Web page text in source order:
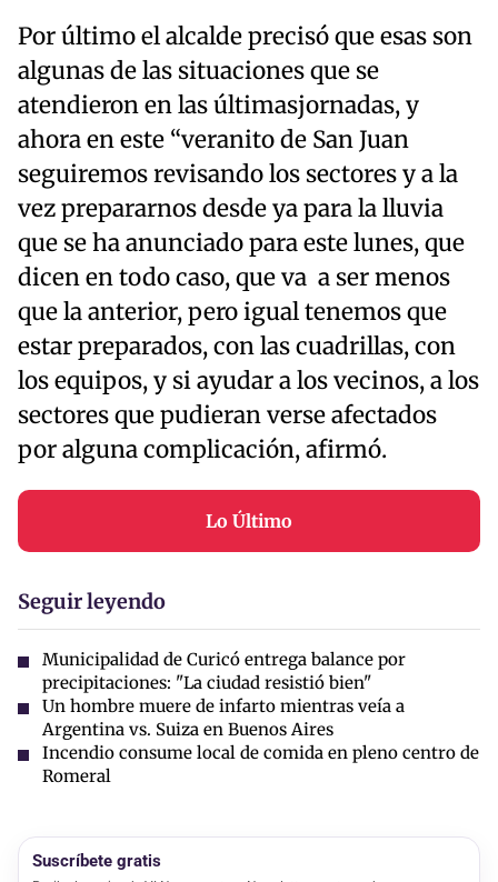
Por último el alcalde precisó que esas son
algunas de las situaciones que se
atendieron en las últimasjornadas, y
ahora en este “veranito de San Juan
seguiremos revisando los sectores y a la
vez prepararnos desde ya para la lluvia
que se ha anunciado para este lunes, que
dicen en todo caso, que va a ser menos
que la anterior, pero igual tenemos que
estar preparados, con las cuadrillas, con
los equipos, y si ayudar a los vecinos, a los
sectores que pudieran verse afectados
por alguna complicación, afirmó.
Lo Último
Seguir leyendo
Municipalidad de Curicó entrega balance por
precipitaciones: "La ciudad resistió bien"
Un hombre muere de infarto mientras veía a
Argentina vs. Suiza en Buenos Aires
Incendio consume local de comida en pleno centro de
Romeral
Suscríbete gratis